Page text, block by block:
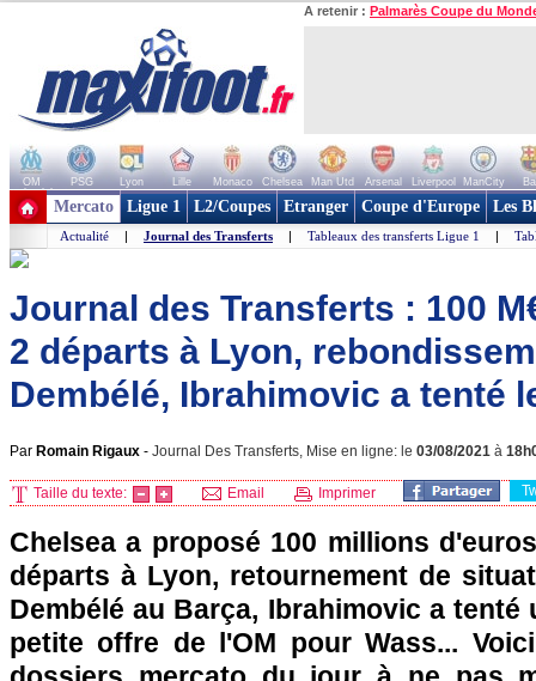
A retenir : Palmarès Coupe du
OM PSG Lyon Lille Monaco Chelsea Man Utd Arsenal Liverpool ManCity
+ de clubs
Mercato Ligue 1 L2/Coupes Etranger Coupe d'Europe Les
Actualité | Journal des Transferts | Tableaux des transferts Ligue 1 |
Journal des Transferts : 100
2 départs à Lyon,
Dembélé, Ibrahimovic a tenté
Par Romain Rigaux - Journal Des Transferts, Mise en ligne: le 03/08/2021 à
Taille du texte: Email Imprimer
Chelsea a proposé 100 millions
départs à Lyon, retournement de
Dembélé au Barça, Ibrahimovic a tenté
petite offre de l'OM pour Wass...